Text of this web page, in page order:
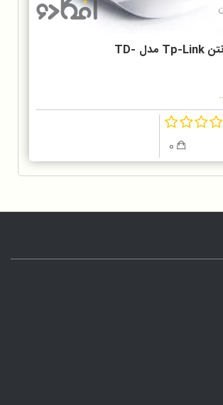
مودم روتر 2 آنتن Tp-Link مدل TD-